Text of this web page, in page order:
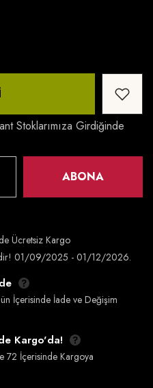
Stoklarımıza Girdiğinde
ABONA
Ücretsiz Kargo
01/09/2025 - 01/12/2026.
İçerisinde İade ve Değişim
Kargo'da!
72 İçerisinde Kargoya